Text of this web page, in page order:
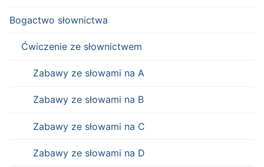
Bogactwo słownictwa
Ćwiczenie ze słownictwem
Zabawy ze słowami na A
Zabawy ze słowami na B
Zabawy ze słowami na C
Zabawy ze słowami na D